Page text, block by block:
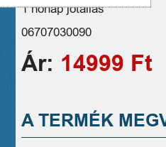
1 hónap jótállás
06707030090
Ár: 14999 Ft
A TERMÉK